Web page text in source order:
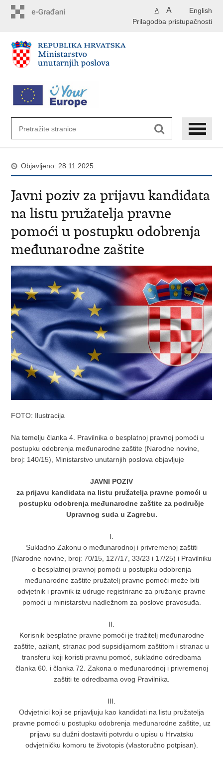
English
A A
Prilagodba pristupačnosti
Objavljeno: 28.11.2025.
Javni poziv za prijavu kandidata
na listu pružatelja pravne
pomoći u postupku odobrenja
međunarodne zaštite
FOTO: Ilustracija
Na temelju članka 4. Pravilnika o besplatnoj pravnoj pomoći u
postupku odobrenja međunarodne zaštite (Narodne novine,
broj: 140/15), Ministarstvo unutarnjih poslova objavljuje
JAVNI POZIV
za prijavu kandidata na listu pružatelja pravne pomoći u
postupku odobrenja međunarodne zaštite za područje
Upravnog suda u Zagrebu.
I.
Sukladno Zakonu o međunarodnoj i privremenoj zaštiti
(Narodne novine, broj: 70/15, 127/17, 33/23 i 17/25) i Pravilniku
o besplatnoj pravnoj pomoći u postupku odobrenja
međunarodne zaštite pružatelj pravne pomoći može biti
odvjetnik i pravnik iz udruge registrirane za pružanje pravne
pomoći u ministarstvu nadležnom za poslove pravosuđa.
II.
Korisnik besplatne pravne pomoći je tražitelj međunarodne
zaštite, azilant, stranac pod supsidijarnom zaštitom i stranac u
transferu koji koristi pravnu pomoć, sukladno odredbama
članka 60. i članka 72. Zakona o međunarodnoj i privremenoj
zaštiti te odredbama ovog Pravilnika.
III.
Odvjetnici koji se prijavljuju kao kandidati na listu pružatelja
pravne pomoći u postupku odobrenja međunarodne zaštite, uz
prijavu su dužni dostaviti potvrdu o upisu u Hrvatsku
odvjetničku komoru te životopis (vlastoručno potpisan).